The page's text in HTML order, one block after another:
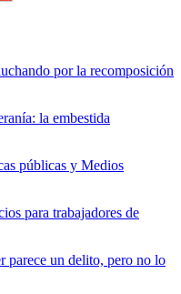
por la recomposición
la embestida
públicas y Medios
para trabajadores de
parece un delito, pero no lo